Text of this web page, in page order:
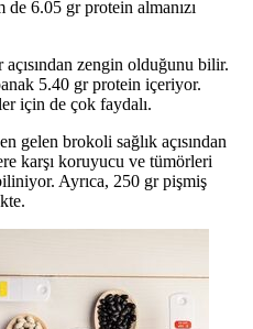
de 6.05 gr protein almanızı
açısından zengin olduğunu bilir.
5.40 gr protein içeriyor.
için de çok faydalı.
gelen brokoli sağlık açısından
karşı koruyucu ve tümörleri
Ayrıca, 250 gr pişmiş